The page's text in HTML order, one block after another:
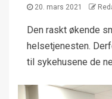
20. mars 2021
Den raskt økende
helsetjenesten.
til sykehusene de